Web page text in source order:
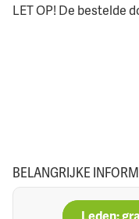
LET OP! De bestelde
BELANGRIJKE